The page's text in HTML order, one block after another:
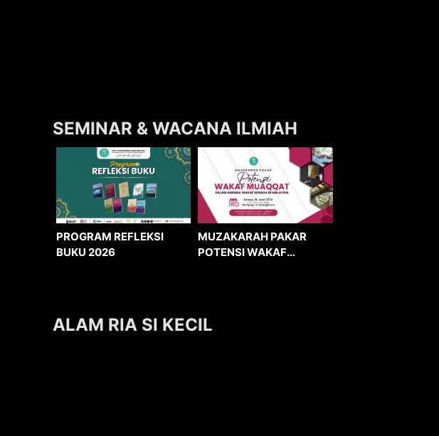
SEMINAR & WACANA ILMIAH
PROGRAM REFLEKSI
BUKU 2026
MUZAKARAH PAKAR
POTENSI WAKAF
ALAM RIA SI KECIL